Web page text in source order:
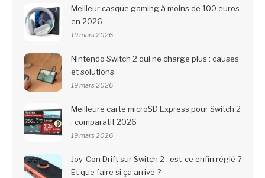
Meilleur casque gaming à moins de 100 euros
en 2026
19 mars 2026
Nintendo Switch 2 qui ne charge plus : causes
et solutions
19 mars 2026
Meilleure carte microSD Express pour Switch 2
: comparatif 2026
19 mars 2026
Joy-Con Drift sur Switch 2 : est-ce enfin réglé ?
Et que faire si ça arrive ?